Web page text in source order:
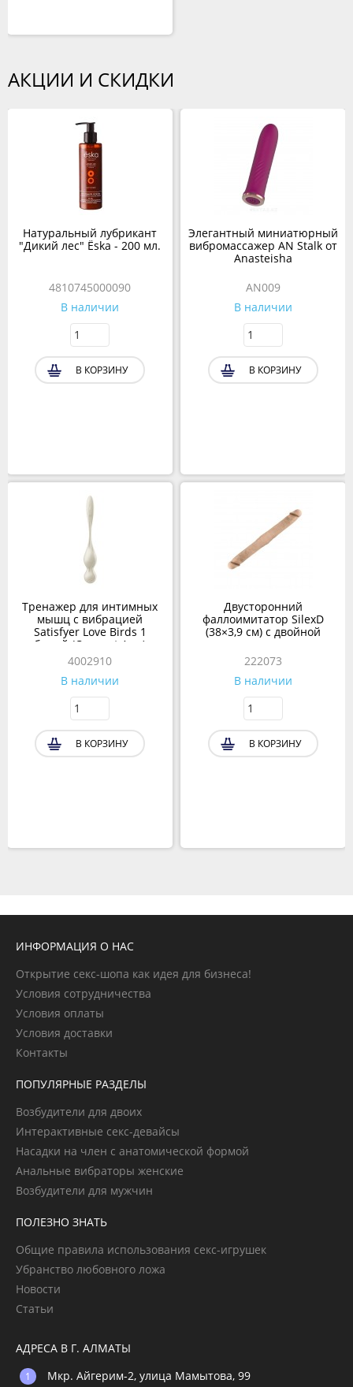
АКЦИИ И СКИДКИ
Натуральный лубрикант
"Дикий лес" Ёska - 200 мл.
4810745000090
В наличии
В КОРЗИНУ
Тренажер для интимных
мышц с вибрацией
Satisfyer Love Birds 1
белый (Connect App)
4002910
В наличии
В КОРЗИНУ
Элегантный миниатюрный
вибромассажер AN Stalk от
Anasteisha
AN009
В наличии
В КОРЗИНУ
Двусторонний
фаллоимитатор SilexD
(38×3,9 см) с двойной
222073
В наличии
В КОРЗИНУ
ИНФОРМАЦИЯ О НАС
Открытие секс-шопа как идея для бизнеса!
Условия сотрудничества
Условия оплаты
Условия доставки
Контакты
ПОПУЛЯРНЫЕ РАЗДЕЛЫ
Возбудители для двоих
Интерактивные секс-девайсы
Насадки на член с анатомической формой
Анальные вибраторы женские
Возбудители для мужчин
ПОЛЕЗНО ЗНАТЬ
Общие правила использования секс-игрушек
Убранство любовного ложа
Новости
Статьи
АДРЕСА В Г. АЛМАТЫ
Мкр. Айгерим-2, улица Мамытова, 99